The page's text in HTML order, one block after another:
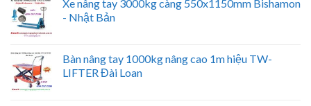
Xe nâng tay 3000kg càng 550x1150mm Bishamon
- Nhật Bản
Bàn nâng tay 1000kg nâng cao 1m hiệu TW-
LIFTER Đài Loan